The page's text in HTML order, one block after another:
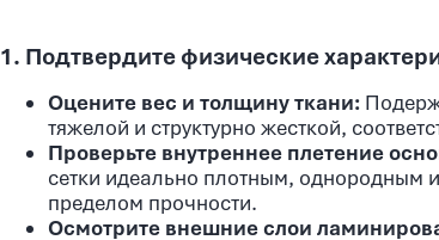
1. Подтвердите физические
Оцените вес и толщину ткани:
тяжелой и структурно жесткой,
Проверьте внутреннее плетение
сетки идеально плотным, однородным
пределом прочности.
Осмотрите внешние слои